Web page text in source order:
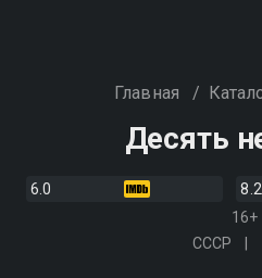
Главная /
Десять
6.0
8.2
16+
СССР